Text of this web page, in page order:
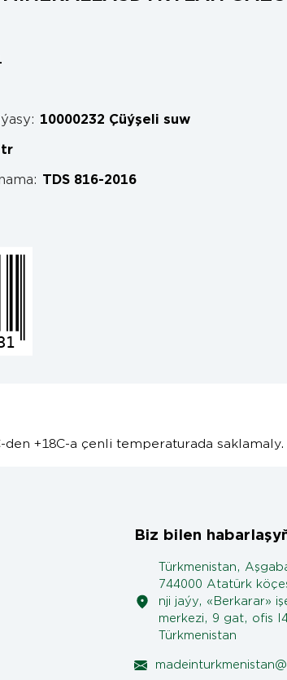
10000232 Çüýşeli suw
TDS 816-2016
den +18C-a çenli temperaturada saklamaly.
Biz bilen
Türkmenistan,
744000 Atatürk
nji jaýy, «Berkarar»
merkezi, 9 gat, ofis
Türkmenistan